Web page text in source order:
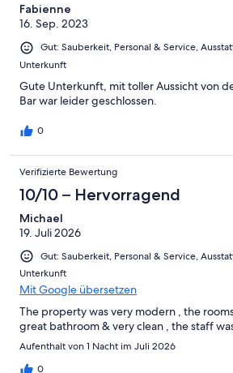
Fabienne
16. Sep. 2023
Gut: Sauberkeit, Personal & Service,
Unterkunft
Gute Unterkunft, mit toller Aussicht von
Bar war leider geschlossen.
0
Verifizierte Bewertung
10/10 – Hervorragend
Michael
19. Juli 2026
Gut: Sauberkeit, Personal & Service,
Unterkunft
Mit Google übersetzen
The property was very modern , the
great bathroom & very clean , the staff
Aufenthalt von 1 Nacht im Juli 2026
0